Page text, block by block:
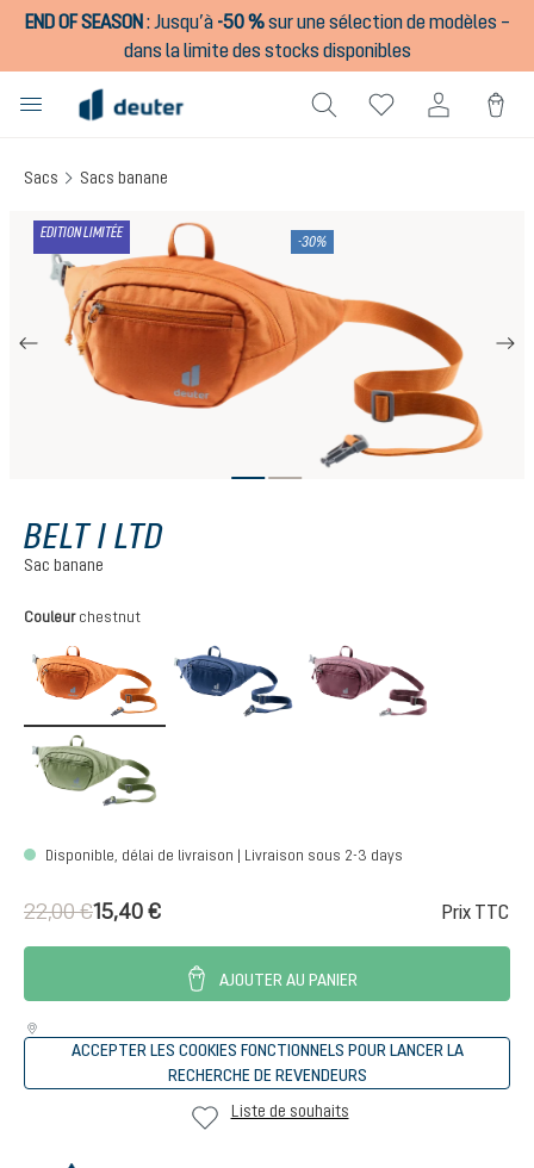
principal
END OF SEASON: Jusqu’à -50 %sur une sélection de modèles –
dans la limite des stocks disponibles
Sacs Sacs banane
EDITION LIMITÉE
-30%
BELT I LTD
Sac banane
Sélectionnez
Couleur chestnut
chestnut nightblue
Disponible, délai de livraison | Livraison sous 2-3 days
15,40 €
22,00 € Prix TTC
AJOUTER AU PANIER
ACCEPTER LES COOKIES FONCTIONNELS POUR LANCER LA
RECHERCHE DE REVENDEURS
Liste de souhaits